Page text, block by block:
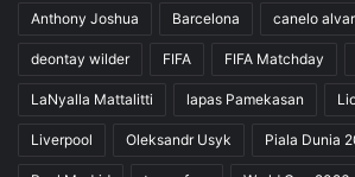
Anthony Joshua Barcelona canelo
deontay wilder FIFA FIFA Matchday
LaNyalla Mattalitti lapas Pamekasan
Liverpool Oleksandr Usyk Piala Dunia